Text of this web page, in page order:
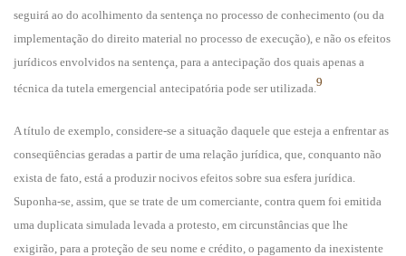
seguirá ao do acolhimento da sentença no processo de conhecimento (ou da
implementação do direito material no processo de execução), e não os efeitos
jurídicos envolvidos na sentença, para a antecipação dos quais apenas a
técnica da tutela emergencial antecipatória pode ser utilizada. 9
A título de exemplo, considere-se a situação daquele que esteja a enfrentar as
conseqüências geradas a partir de uma relação jurídica, que, conquanto não
exista de fato, está a produzir nocivos efeitos sobre sua esfera jurídica.
Suponha-se, assim, que se trate de um comerciante, contra quem foi emitida
uma duplicata simulada levada a protesto, em circunstâncias que lhe
exigirão, para a proteção de seu nome e crédito, o pagamento da inexistente